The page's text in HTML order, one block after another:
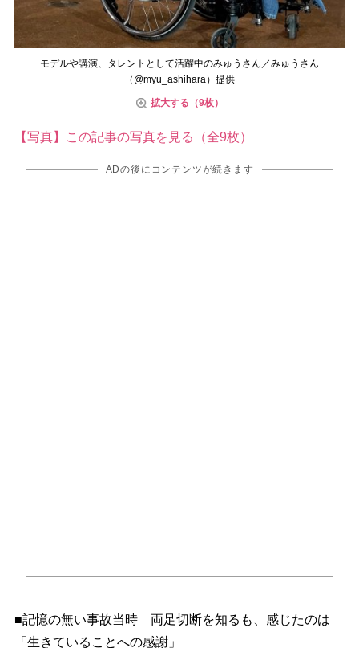
モデルや講演、タレントとして活躍中のみゅうさん／みゅうさん
（@myu_ashihara）提供
拡大する（9枚）
【写真】この記事の写真を見る（全9枚）
ADの後にコンテンツが続きます
■記憶の無い事故当時 両足切断を知るも、感じたのは
「生きていることへの感謝」